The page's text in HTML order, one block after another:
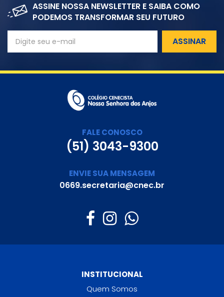
ASSINE NOSSA NEWSLETTER E SAIBA COMO
PODEMOS TRANSFORMAR SEU FUTURO
ASSINAR
FALE CONOSCO
(51) 3043-9300
ENVIE SUA MENSAGEM
0669.secretaria@cnec.br
INSTITUCIONAL
Quem Somos